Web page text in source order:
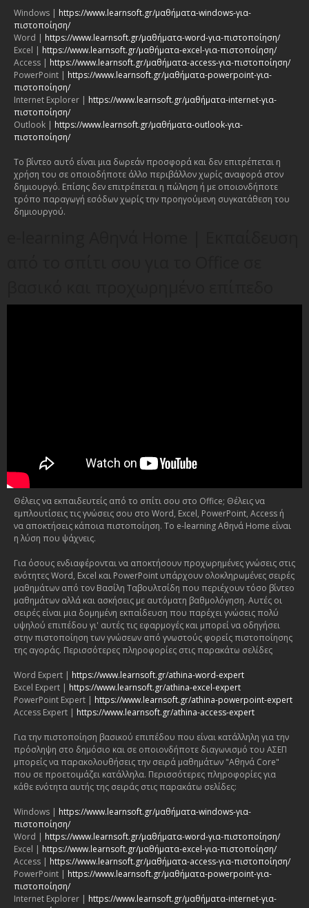
Windows | https://www.learnsoft.gr/μαθήματα-windows-για-
πιστοποίηση/
Word | https://www.learnsoft.gr/μαθήματα-word-για-πιστοποίηση/
Excel | https://www.learnsoft.gr/μαθήματα-excel-για-πιστοποίηση/
Access | https://www.learnsoft.gr/μαθήματα-access-για-πιστοποίηση/
PowerPoint | https://www.learnsoft.gr/μαθήματα-powerpoint-για-
πιστοποίηση/
Internet Explorer | https://www.learnsoft.gr/μαθήματα-internet-για-
πιστοποίηση/
Outlook | https://www.learnsoft.gr/μαθήματα-outlook-για-
πιστοποίηση/
Το βίντεο αυτό είναι μια δωρεάν προσφορά και δεν επιτρέπεται η
χρήση του σε οποιοδήποτε άλλο περιβάλλον χωρίς αναφορά στον
δημιουργό. Επίσης δεν επιτρέπεται η πώληση ή με οποιονδήποτε
τρόπο παραγωγή εσόδων χωρίς την προηγούμενη συγκατάθεση του
δημιουργού.
Θέλεις να εκπαιδευτείς από το σπίτι σου στο Office; Θέλεις να
εμπλουτίσεις τις γνώσεις σου στο Word, Excel, PowerPoint, Access ή
να αποκτήσεις κάποια πιστοποίηση. Το e-learning Αθηνά Home είναι
η λύση που ψάχνεις.
Για όσους ενδιαφέρονται να αποκτήσουν προχωρημένες γνώσεις στις
ενότητες Word, Excel και PowerPoint υπάρχουν ολοκληρωμένες σειρές
μαθημάτων από τον Βασίλη Ταβουλτσίδη που περιέχουν τόσο βίντεο
μαθημάτων αλλά και ασκήσεις με αυτόματη βαθμολόγηση. Αυτές οι
σειρές είναι μια δομημένη εκπαίδευση που παρέχει γνώσεις πολύ
υψηλού επιπέδου γι' αυτές τις εφαρμογές και μπορεί να οδηγήσει
στην πιστοποίηση των γνώσεων από γνωστούς φορείς πιστοποίησης
της αγοράς. Περισσότερες πληροφορίες στις παρακάτω σελίδες
Word Expert | https://www.learnsoft.gr/athina-word-expert
Excel Expert | https://www.learnsoft.gr/athina-excel-expert
PowerPoint Expert | https://www.learnsoft.gr/athina-powerpoint-expert
Access Expert | https://www.learnsoft.gr/athina-access-expert
Για την πιστοποίηση βασικού επιπέδου που είναι κατάλληλη για την
πρόσληψη στο δημόσιο και σε οποιονδήποτε διαγωνισμό του ΑΣΕΠ
μπορείς να παρακολουθήσεις την σειρά μαθημάτων "Αθηνά Core"
που σε προετοιμάζει κατάλληλα. Περισσότερες πληροφορίες για
κάθε ενότητα αυτής της σειράς στις παρακάτω σελίδες:
Windows | https://www.learnsoft.gr/μαθήματα-windows-για-
πιστοποίηση/
Word | https://www.learnsoft.gr/μαθήματα-word-για-πιστοποίηση/
Excel | https://www.learnsoft.gr/μαθήματα-excel-για-πιστοποίηση/
Access | https://www.learnsoft.gr/μαθήματα-access-για-πιστοποίηση/
PowerPoint | https://www.learnsoft.gr/μαθήματα-powerpoint-για-
πιστοποίηση/
Internet Explorer | https://www.learnsoft.gr/μαθήματα-internet-για-